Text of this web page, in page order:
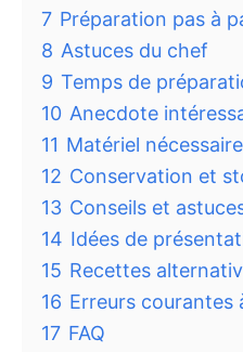
7 Préparation pas à
8 Astuces du chef
9 Temps de
10 Anecdote
11 Matériel nécessaire
12 Conservation et
13 Conseils et
14 Idées de
15 Recettes
16 Erreurs courantes
17 FAQ